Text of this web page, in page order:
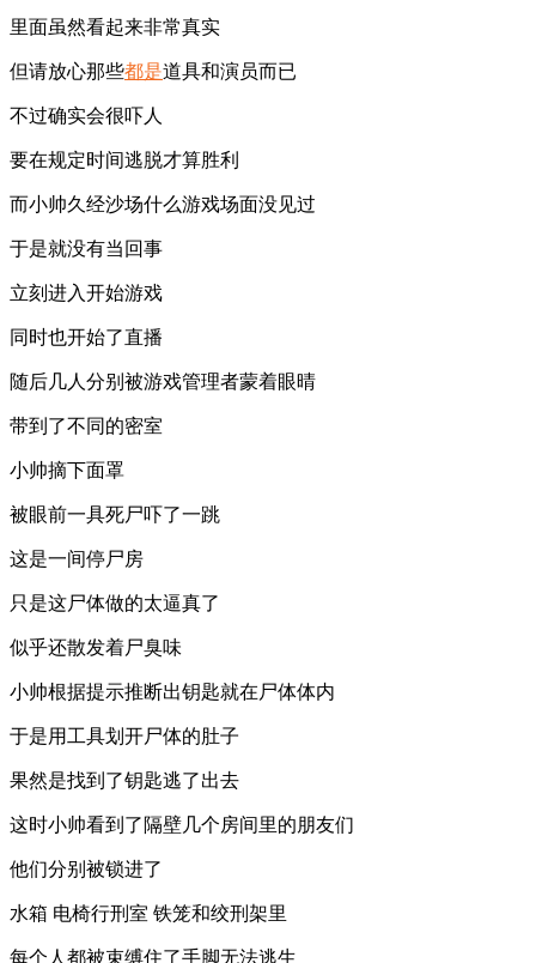
里面虽然看起来非常真实
但请放心那些都是道具和演员而已
不过确实会很吓人
要在规定时间逃脱才算胜利
而小帅久经沙场什么游戏场面没见过
于是就没有当回事
立刻进入开始游戏
同时也开始了直播
随后几人分别被游戏管理者蒙着眼晴
带到了不同的密室
小帅摘下面罩
被眼前一具死尸吓了一跳
这是一间停尸房
只是这尸体做的太逼真了
似乎还散发着尸臭味
小帅根据提示推断出钥匙就在尸体体内
于是用工具划开尸体的肚子
果然是找到了钥匙逃了出去
这时小帅看到了隔壁几个房间里的朋友们
他们分别被锁进了
水箱 电椅行刑室 铁笼和绞刑架里
每个人都被束缚住了手脚无法逃生